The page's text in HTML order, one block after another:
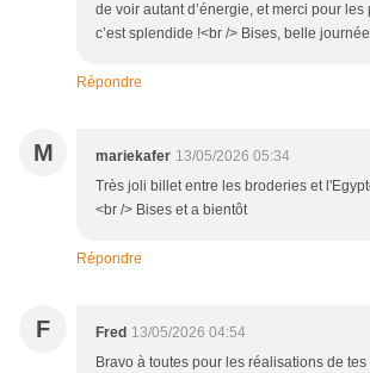
de voir autant d’énergie, et merci pour les
c’est splendide !<br /> Bises, belle
Répondre
M mariekafer 13/05/2026 05:34
Très joli billet entre les broderies et
<br /> Bises et a bientôt
Répondre
F Fred 13/05/2026 04:54
Bravo à toutes pour les réalisations de